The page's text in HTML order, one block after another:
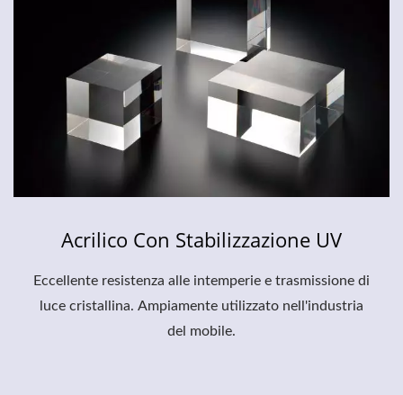
Acrilico Con Stabilizzazione UV
Eccellente resistenza alle intemperie e trasmissione di
luce cristallina. Ampiamente utilizzato nell'industria
del mobile.